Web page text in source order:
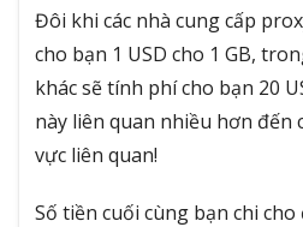
Đôi khi các nhà cung cấp
cho bạn 1 USD cho 1 GB,
khác sẽ tính phí cho bạn 20
này liên quan nhiều hơn đến
vực liên quan!
Số tiền cuối cùng bạn chi